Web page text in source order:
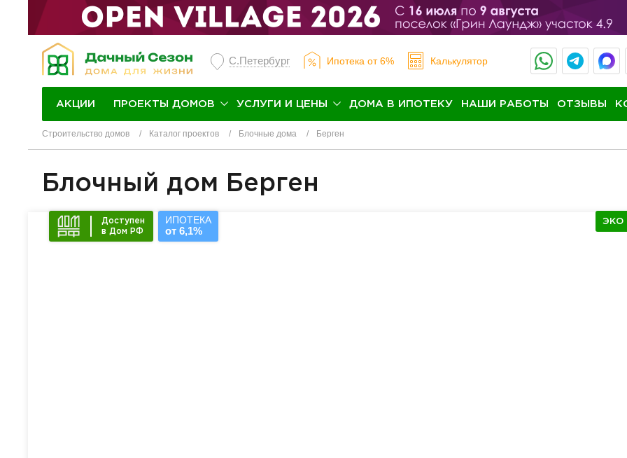
С.Петербург Ипотека от 6% Калькулятор
АКЦИИ ПРОЕКТЫ ДОМОВ УСЛУГИ И ЦЕНЫ ДОМА В ИПОТЕКУ НАШИ РАБОТЫ ОТЗЫВЫ
Строительство домов Каталог проектов Блочные дома Берген
Блочный дом Берген
Доступен
в Дом РФ
ИПОТЕКА
от 6,1%
ЭКО